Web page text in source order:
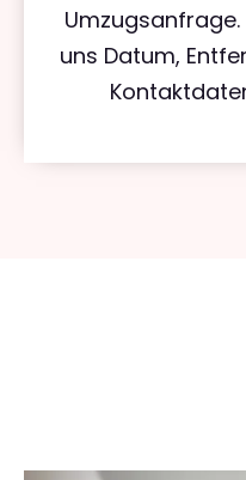
Umzugsanfrage.
uns Datum,